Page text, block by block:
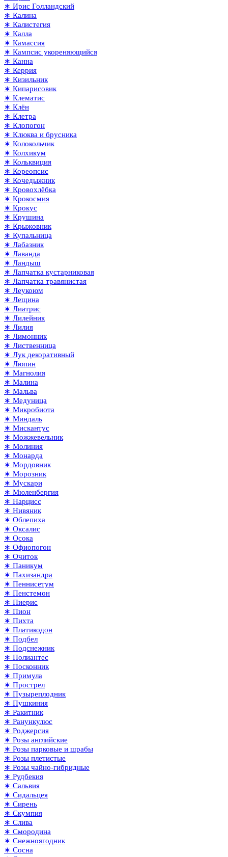
∗ Ирис Голландский
∗ Калина
∗ Калистегия
∗ Калла
∗ Камассия
∗ Кампсис укореняющийся
∗ Канна
∗ Керрия
∗ Кизильник
∗ Кипарисовик
∗ Клематис
∗ Клён
∗ Клетра
∗ Клопогон
∗ Клюква и брусника
∗ Колокольчик
∗ Колхикум
∗ Кольквиция
∗ Кореопсис
∗ Кочедыжник
∗ Кровохлёбка
∗ Крокосмия
∗ Крокус
∗ Крушина
∗ Крыжовник
∗ Купальница
∗ Лабазник
∗ Лаванда
∗ Ландыш
∗ Лапчатка кустарниковая
∗ Лапчатка травянистая
∗ Леукоюм
∗ Лещина
∗ Лиатрис
∗ Лилейник
∗ Лилия
∗ Лимонник
∗ Лиственница
∗ Лук декоративный
∗ Люпин
∗ Магнолия
∗ Малина
∗ Мальва
∗ Медуница
∗ Микробиота
∗ Миндаль
∗ Мискантус
∗ Можжевельник
∗ Молиния
∗ Монарда
∗ Мордовник
∗ Морозник
∗ Мускари
∗ Мюленбергия
∗ Нарцисс
∗ Нивяник
∗ Облепиха
∗ Оксалис
∗ Осока
∗ Офиопогон
∗ Очиток
∗ Паникум
∗ Пахизандра
∗ Пеннисетум
∗ Пенстемон
∗ Пиерис
∗ Пион
∗ Пихта
∗ Платикодон
∗ Подбел
∗ Подснежник
∗ Полиантес
∗ Посконник
∗ Примула
∗ Прострел
∗ Пузыреплодник
∗ Пушкиния
∗ Ракитник
∗ Ранункулюс
∗ Роджерсия
∗ Розы английские
∗ Розы парковые и шрабы
∗ Розы плетистые
∗ Розы чайно-гибридные
∗ Рудбекия
∗ Сальвия
∗ Сидальцея
∗ Сирень
∗ Скумпия
∗ Слива
∗ Смородина
∗ Снежноягодник
∗ Сосна